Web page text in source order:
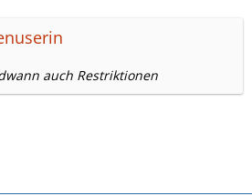
auch Restriktionen